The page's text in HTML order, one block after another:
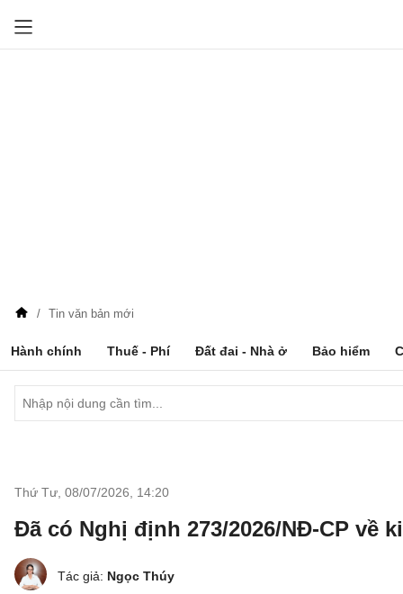
Tin văn bản mới
Hành chính Thuế - Phí Đất đai - Nhà ở Bảo hiểm
Thứ Tư, 08/07/2026 14:20
Đã có Nghị định 273/2026/NĐ-CP về
Tác giả: Ngọc Thúy